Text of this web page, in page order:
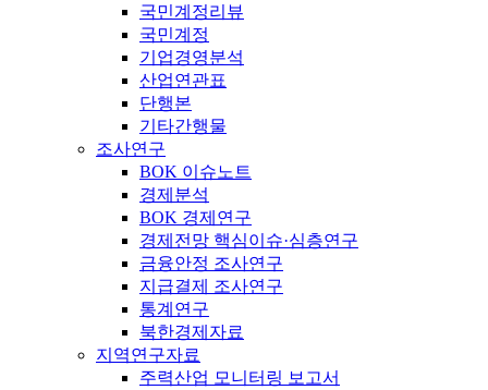
국민계정리뷰
국민계정
기업경영분석
산업연관표
단행본
기타간행물
조사연구
BOK 이슈노트
경제분석
BOK 경제연구
경제전망 핵심이슈·심층연구
금융안정 조사연구
지급결제 조사연구
통계연구
북한경제자료
지역연구자료
주력산업 모니터링 보고서